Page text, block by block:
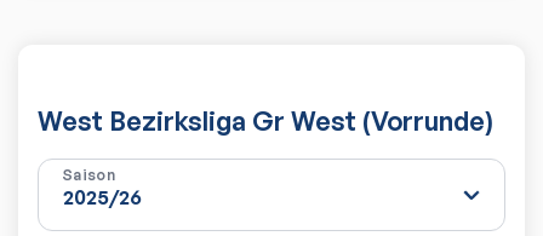
West Bezirksliga Gr West (Vorrunde)
Saison